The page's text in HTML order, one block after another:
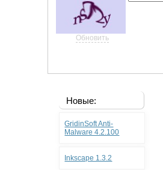
Обновить
Новые:
GridinSoft Anti-
Malware 4.2.100
Inkscape 1.3.2